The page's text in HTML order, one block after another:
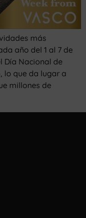
más
año del 1 al 7 de
Día Nacional de
lo que da lugar a
millones de